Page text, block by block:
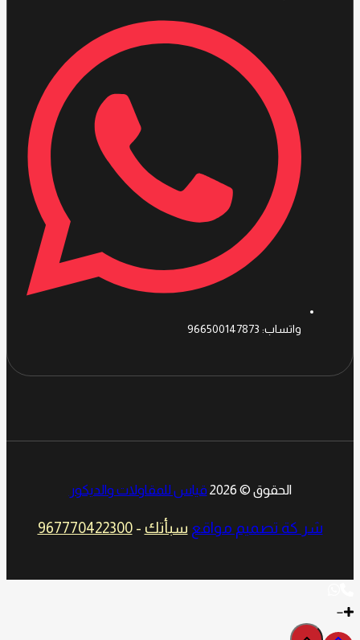
واتساب: 966500147873
الحقوق © 2026 قياس للمقاولات والديكور
شر كة تصميم مواقع سبأتك -
967770422300